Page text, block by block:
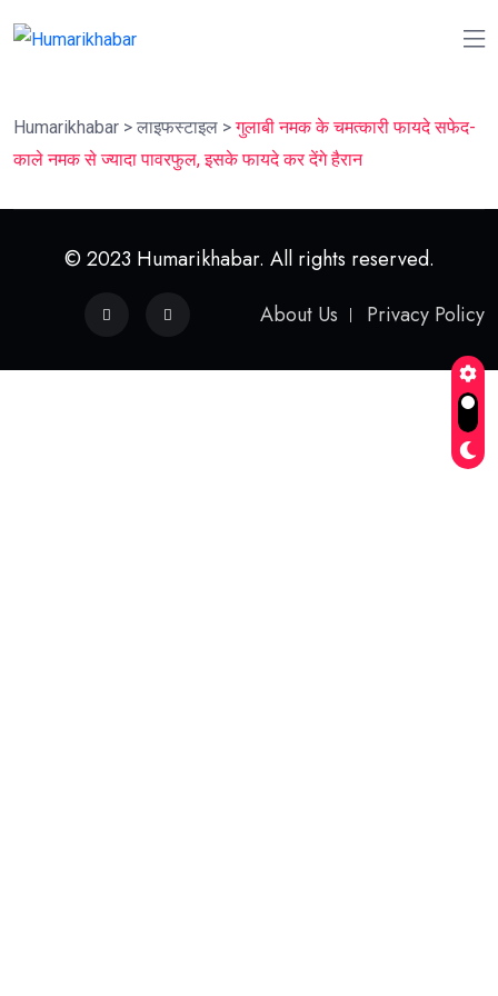
Humarikhabar > लाइफस्‍टाइल >गुलाबी नमक के चमत्कारी फायदे सफेद-
काले नमक से ज्यादा पावरफुल, इसके फायदे कर देंगे हैरान
© 2023 Humarikhabar. All rights reserved.
About Us
Privacy Policy